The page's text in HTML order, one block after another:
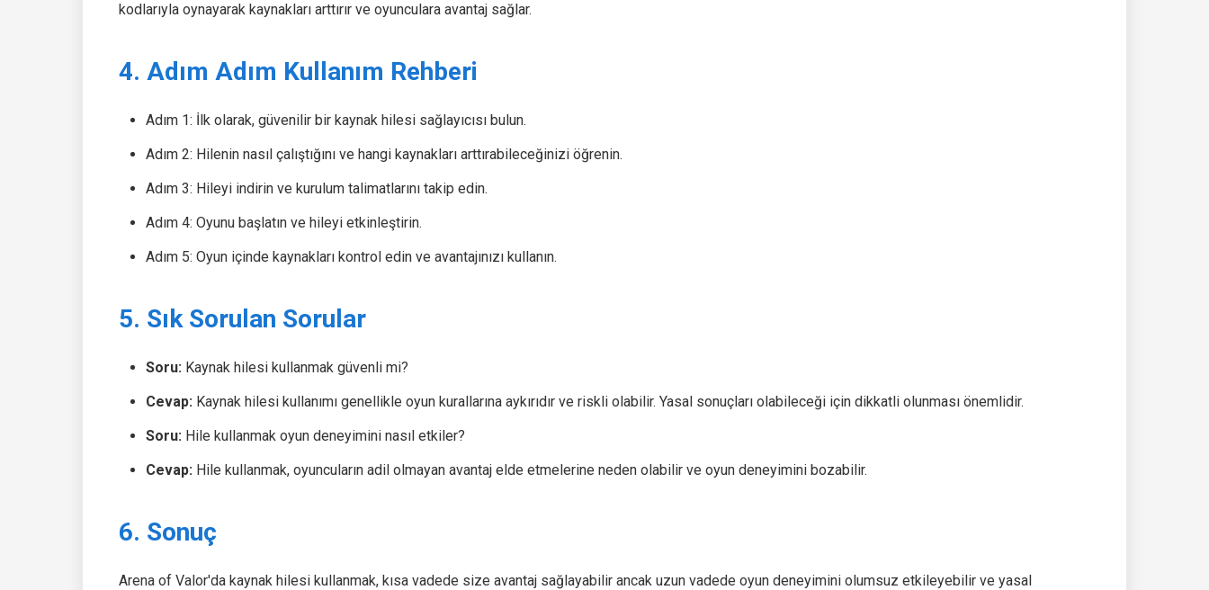
kodlarıyla oynayarak kaynakları arttırır ve oyunculara avantaj sağlar.
4. Adım Adım Kullanım Rehberi
Adım 1: İlk olarak, güvenilir bir kaynak hilesi sağlayıcısı bulun.
Adım 2: Hilenin nasıl çalıştığını ve hangi kaynakları arttırabileceğinizi öğrenin.
Adım 3: Hileyi indirin ve kurulum talimatlarını takip edin.
Adım 4: Oyunu başlatın ve hileyi etkinleştirin.
Adım 5: Oyun içinde kaynakları kontrol edin ve avantajınızı kullanın.
5. Sık Sorulan Sorular
Soru: Kaynak hilesi kullanmak güvenli mi?
Cevap: Kaynak hilesi kullanımı genellikle oyun kurallarına aykırıdır ve riskli olabilir. Yasal sonuçları olabileceği için dikkatli olunması önemlidir.
Soru: Hile kullanmak oyun deneyimini nasıl etkiler?
Cevap: Hile kullanmak, oyuncuların adil olmayan avantaj elde etmelerine neden olabilir ve oyun deneyimini bozabilir.
6. Sonuç
Arena of Valor'da kaynak hilesi kullanmak, kısa vadede size avantaj sağlayabilir ancak uzun vadede oyun deneyimini olumsuz etkileyebilir ve yasal